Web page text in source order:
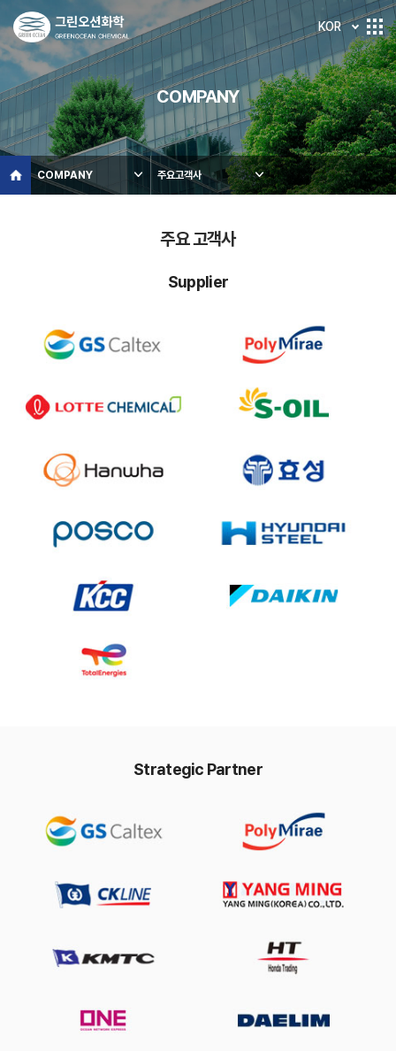
KOR
COMPANY
COMPANY 주요고객사
주요 고객사
Supplier
Strategic Partner